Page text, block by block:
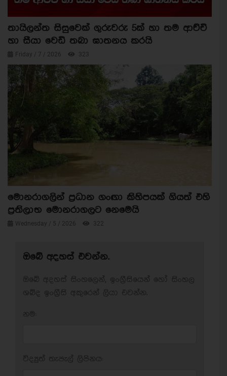
තායිලන්ත සිසුවෙක් ගුරුවරු 5ක් හා තම ආච්චි
හා සීයා වෙඩි තබා ඝාතනය කරයි
Friday / 7 / 2026 323
මොනරාගලින් ප්‍රධාන ගංඟා කිහිපයක් ගියත් එහි
ප්‍රතිලාභ මොනරාගලට නෙමෙයි
Wednesday / 5 / 2026 322
ඔබේ අදහස් එවන්න.